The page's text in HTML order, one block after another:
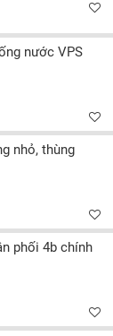
nước VPS
nhỏ, thùng
phối 4b chính